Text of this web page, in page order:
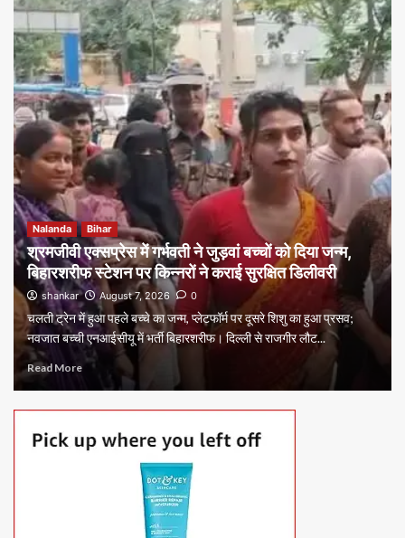
Nalanda Bihar
श्रमजीवी एक्सप्रेस में गर्भवती ने जुड़वां बच्चों को दिया जन्म,
बिहारशरीफ स्टेशन पर किन्नरों ने कराई सुरक्षित डिलीवरी
shankar August 7, 2026 0
चलती ट्रेन में हुआ पहले बच्चे का जन्म, प्लेटफॉर्म पर दूसरे शिशु का हुआ प्रसव;
नवजात बच्ची एनआईसीयू में भर्ती बिहारशरीफ। दिल्ली से राजगीर लौट...
Read More